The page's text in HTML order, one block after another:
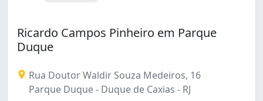
Ricardo Campos Pinheiro em Parque
Duque
Rua Doutor Waldir Souza Medeiros, 16
Parque Duque - Duque de Caxias - RJ